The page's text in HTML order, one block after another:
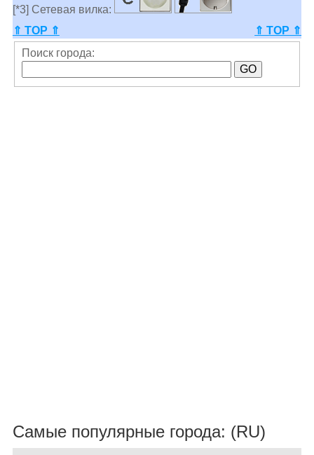
[*3] Сетевая вилка:
⇑ TOP ⇑
⇑ TOP ⇑
Поиск города:
Самые популярные города: (RU)